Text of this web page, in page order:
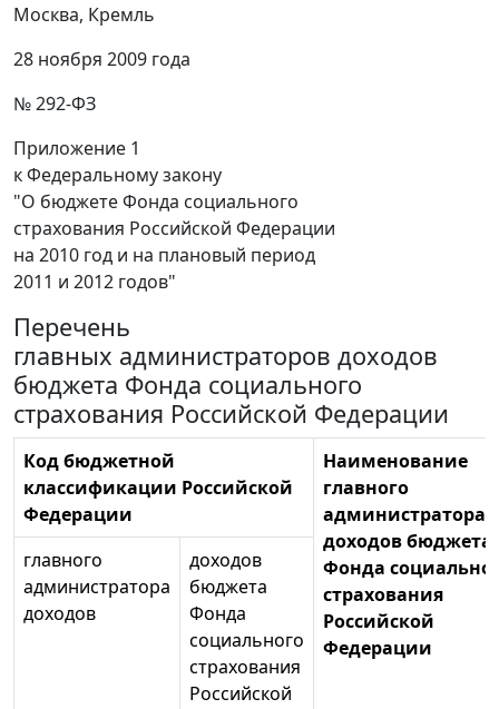
Москва, Кремль
28 ноября 2009 года
№ 292-ФЗ
Приложение 1
к Федеральному закону
"О бюджете Фонда социального
страхования Российской Федерации
на 2010 год и на плановый период
2011 и 2012 годов"
Перечень
главных администраторов доходов
бюджета Фонда социального
страхования Российской Федерации
Код бюджетной
классификации Российской
Федерации
Наименование
главного
администратора
доходов бюджета
Фонда
страхования
Российской
Федерации
главного
администратора
доходов
доходов
бюджета
Фонда
социального
страхования
Российской